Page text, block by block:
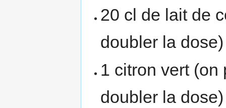
20 cl de lait de
doubler la dose)
1 citron vert (on
doubler la dose)